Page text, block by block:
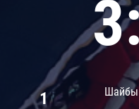
Шайбы
1